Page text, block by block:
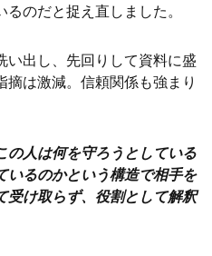
のだと捉え直しました。
い出し、先回りして資料に盛
摘は激減。信頼関係も強まり
の人は何を守ろうとしている
いるのかという構造で相手を
受け取らず、役割として解釈